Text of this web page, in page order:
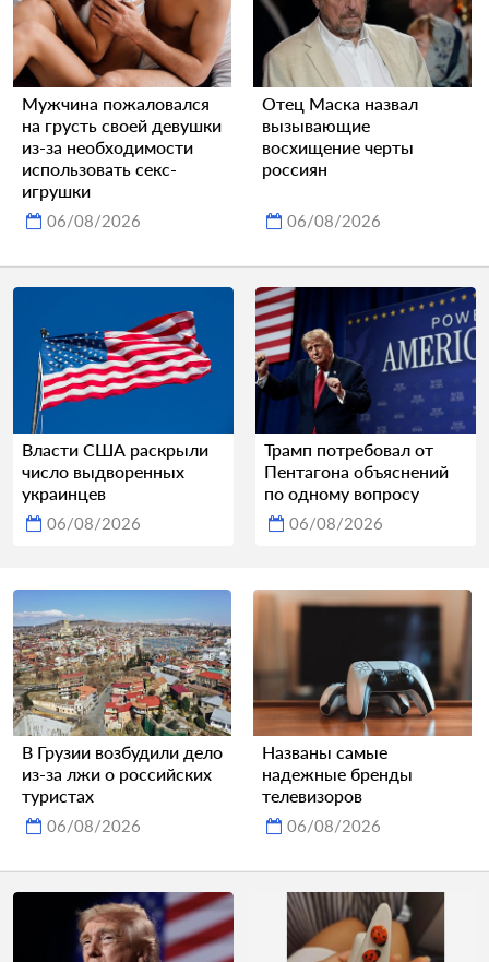
Мужчина пожаловался
на грусть своей девушки
из-за необходимости
использовать секс-
игрушки
06/08/2026
Отец Маска назвал
вызывающие
восхищение черты
россиян
06/08/2026
Власти США раскрыли
число выдворенных
украинцев
06/08/2026
Трамп потребовал от
Пентагона объяснений
по одному вопросу
06/08/2026
В Грузии возбудили дело
из-за лжи о российских
туристах
06/08/2026
Названы самые
надежные бренды
телевизоров
06/08/2026